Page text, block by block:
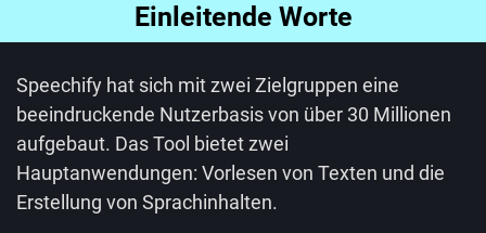
Einleitende Worte
Speechify hat sich mit zwei Zielgruppen eine
beeindruckende Nutzerbasis von über 30 Millionen
aufgebaut. Das Tool bietet zwei
Hauptanwendungen: Vorlesen von Texten und die
Erstellung von Sprachinhalten.